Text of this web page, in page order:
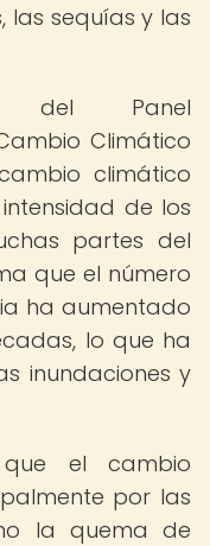
las sequías y las
del Panel
Climático
climático
de los
partes del
que el número
ha aumentado
lo que ha
inundaciones y
el cambio
por las
la quema de